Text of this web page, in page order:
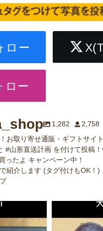
ロー
ロー
1,282
2,758
お取り寄せ通販・ギフトサイ
#山形直送計画 を付けて投稿
ったよ キャンペーン中！
紹介します (タグ付けもOK！)